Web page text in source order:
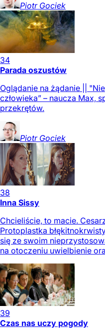
Piotr Gociek
34
Parada oszustów
Oglądanie na żądanie ||
człowieka” – naucza Max,
przekrętów.
Piotr Gociek
38
Inna Sissy
Chcieliście, to macie.
Protoplastka
się ze swoim
na otoczeniu uwielbienie
39
Czas nas uczy pogody